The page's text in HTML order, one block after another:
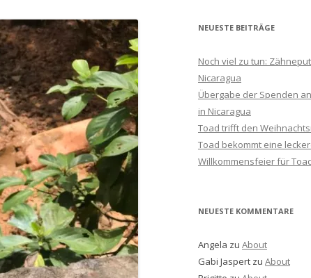
DATENSCHUTZ
HAFTUNGSAUSSCHLUSS
NEUESTE BEITRÄGE
Noch viel zu tun:
Nicaragua
Übergabe der Spenden
in Nicaragua
Toad trifft den
Toad bekommt eine
Willkommensfeier für
NEUESTE KOMMENTARE
Angela zu About
Gabi Jaspert zu About